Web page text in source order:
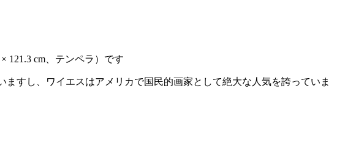
× 121.3 cm、テンペラ ）です
すし、ワイエスはアメリカで国民的画家として絶大な人気を誇っていま